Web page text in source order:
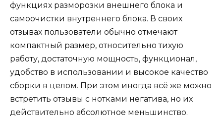
функциях разморозки внешнего блока и
самоочистки внутреннего блока. В своих
отзывах пользователи обычно отмечают
компактный размер, относительно тихую
работу, достаточную мощность, функционал,
удобство в использовании и высокое качество
сборки в целом. При этом иногда всё же можно
встретить отзывы с нотками негатива, но их
действительно абсолютное меньшинство.